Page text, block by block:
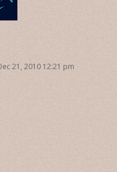
21, 2010 12:21 pm